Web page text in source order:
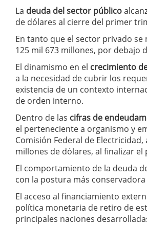
La deuda del sector público
de dólares al cierre del primer
En tanto que el sector privado
125 mil 673 millones, por debajo
El dinamismo en el crecimiento
a la necesidad de cubrir los
existencia de un contexto
de orden interno.
Dentro de las cifras de
el perteneciente a organismo y
Comisión Federal de
millones de dólares, al finalizar
El comportamiento de la deuda
con la postura más
El acceso al financiamiento
política monetaria de retiro de
principales naciones